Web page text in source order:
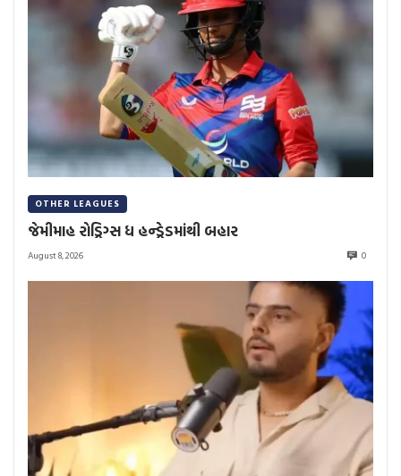
OTHER LEAGUES
જેમીમાહ રોડ્રિગ્સ ધ હન્ડ્રેડમાંથી બહાર
August 8, 2026 0